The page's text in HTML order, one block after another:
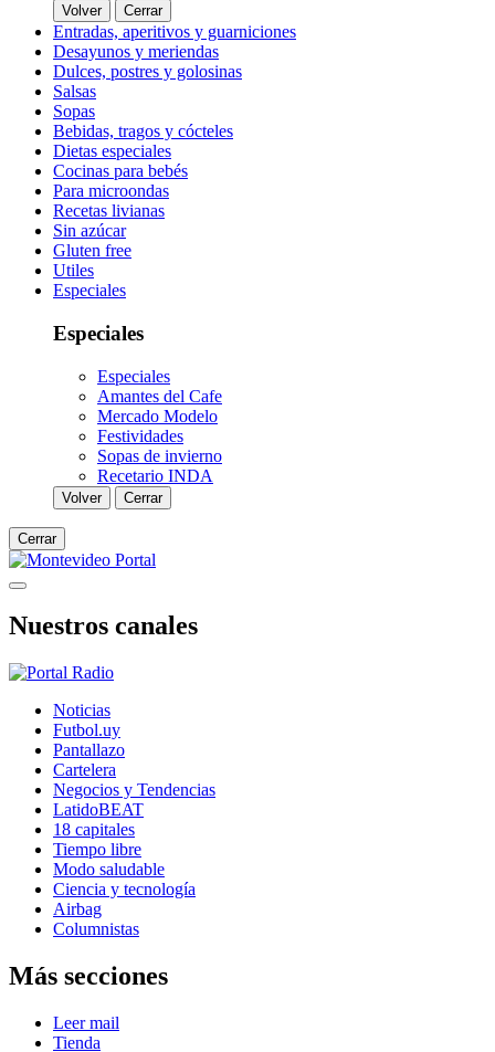
Volver Cerrar
Entradas, aperitivos y guarniciones
Desayunos y meriendas
Dulces, postres y golosinas
Salsas
Sopas
Bebidas, tragos y cócteles
Dietas especiales
Cocinas para bebés
Para microondas
Recetas livianas
Sin azúcar
Gluten free
Utiles
Especiales
Especiales
Especiales
Amantes del Cafe
Mercado Modelo
Festividades
Sopas de invierno
Recetario INDA
Volver Cerrar
Cerrar
Nuestros canales
Noticias
Futbol.uy
Pantallazo
Cartelera
Negocios y Tendencias
LatidoBEAT
18 capitales
Tiempo libre
Modo saludable
Ciencia y tecnología
Airbag
Columnistas
Más secciones
Leer mail
Tienda